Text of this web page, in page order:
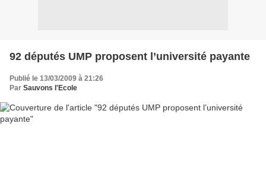
92 députés UMP proposent l’université payante
Publié le 13/03/2009 à 21:26
Par Sauvons l'Ecole